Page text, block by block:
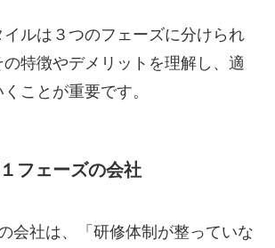
ルは３つのフェーズに分けられ
の特徴やデメリットを理解し、適
ことが重要です。
フェーズの会社
会社は、「研修体制が整っていな